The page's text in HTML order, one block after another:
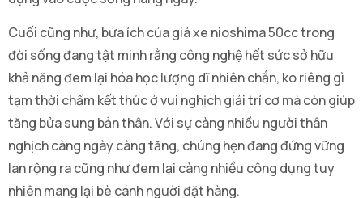
Cuối cũng như, bửa ích của giá xe nioshima 50cc trong
đời sống đang tật minh rằng công nghệ hết sức sở hữu
khả năng đem lại hóa học lượng dĩ nhiên chắn, ko riêng gì
tạm thời chấm kết thúc ở vui nghịch giải trí cơ mà còn giúp
tăng bửa sung bản thân. Với sự càng nhiều người thân
nghịch càng ngày càng tăng, chúng hẹn đang đứng vững
lan rộng ra cũng như đem lại càng nhiều công dụng tuy
nhiên mang lại bè cánh người đặt hàng.